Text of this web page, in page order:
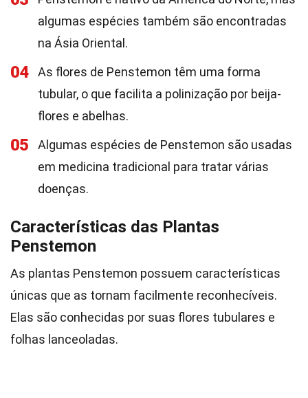
algumas espécies também são encontradas
na Ásia Oriental.
04
As flores de Penstemon têm uma forma
tubular, o que facilita a polinização por beija-
flores e abelhas.
05
Algumas espécies de Penstemon são usadas
em medicina tradicional para tratar várias
doenças.
Características das Plantas
Penstemon
As plantas Penstemon possuem características
únicas que as tornam facilmente reconhecíveis.
Elas são conhecidas por suas flores tubulares e
folhas lanceoladas.